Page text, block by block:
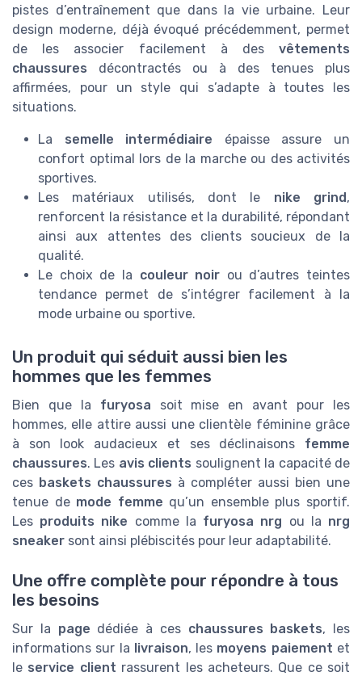
pistes d’entraînement que dans la vie urbaine. Leur
design moderne, déjà évoqué précédemment, permet
de les associer facilement à des vêtements
chaussures décontractés ou à des tenues plus
affirmées, pour un style qui s’adapte à toutes les
situations.
La semelle intermédiaire épaisse assure un
confort optimal lors de la marche ou des activités
sportives.
Les matériaux utilisés, dont le nike grind,
renforcent la résistance et la durabilité, répondant
ainsi aux attentes des clients soucieux de la
qualité.
Le choix de la couleur noir ou d’autres teintes
tendance permet de s’intégrer facilement à la
mode urbaine ou sportive.
Un produit qui séduit aussi bien les
hommes que les femmes
Bien que la furyosa soit mise en avant pour les
hommes, elle attire aussi une clientèle féminine grâce
à son look audacieux et ses déclinaisons femme
chaussures. Les avis clients soulignent la capacité de
ces baskets chaussures à compléter aussi bien une
tenue de mode femme qu’un ensemble plus sportif.
Les produits nike comme la furyosa nrg ou la nrg
sneaker sont ainsi plébiscités pour leur adaptabilité.
Une offre complète pour répondre à tous
les besoins
Sur la page dédiée à ces chaussures baskets, les
informations sur la livraison, les moyens paiement et
le service client rassurent les acheteurs. Que ce soit